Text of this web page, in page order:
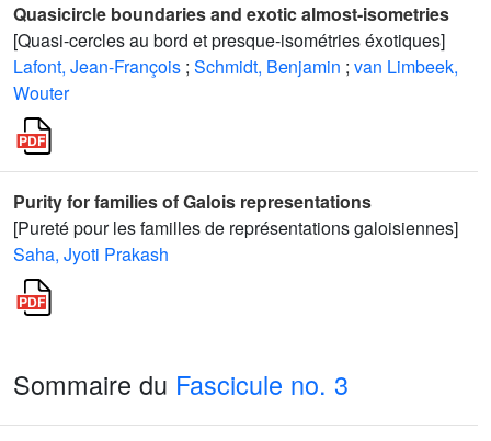
Quasicircle boundaries and exotic almost-isometries
[Quasi-cercles au bord et presque-isométries éxotiques]
Lafont, Jean-François ; Schmidt, Benjamin ; van Limbeek,
Wouter
Purity for families of Galois representations
[Pureté pour les familles de représentations galoisiennes]
Saha, Jyoti Prakash
Sommaire du Fascicule no. 3